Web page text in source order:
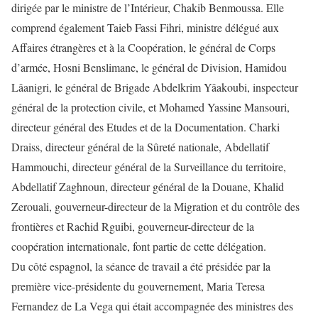
dirigée par le ministre de l’Intérieur, Chakib Benmoussa. Elle
comprend également Taieb Fassi Fihri, ministre délégué aux
Affaires étrangères et à la Coopération, le général de Corps
d’armée, Hosni Benslimane, le général de Division, Hamidou
Lâanigri, le général de Brigade Abdelkrim Yâakoubi, inspecteur
général de la protection civile, et Mohamed Yassine Mansouri,
directeur général des Etudes et de la Documentation. Charki
Draiss, directeur général de la Sûreté nationale, Abdellatif
Hammouchi, directeur général de la Surveillance du territoire,
Abdellatif Zaghnoun, directeur général de la Douane, Khalid
Zerouali, gouverneur-directeur de la Migration et du contrôle des
frontières et Rachid Rguibi, gouverneur-directeur de la
coopération internationale, font partie de cette délégation.
Du côté espagnol, la séance de travail a été présidée par la
première vice-présidente du gouvernement, Maria Teresa
Fernandez de La Vega qui était accompagnée des ministres des